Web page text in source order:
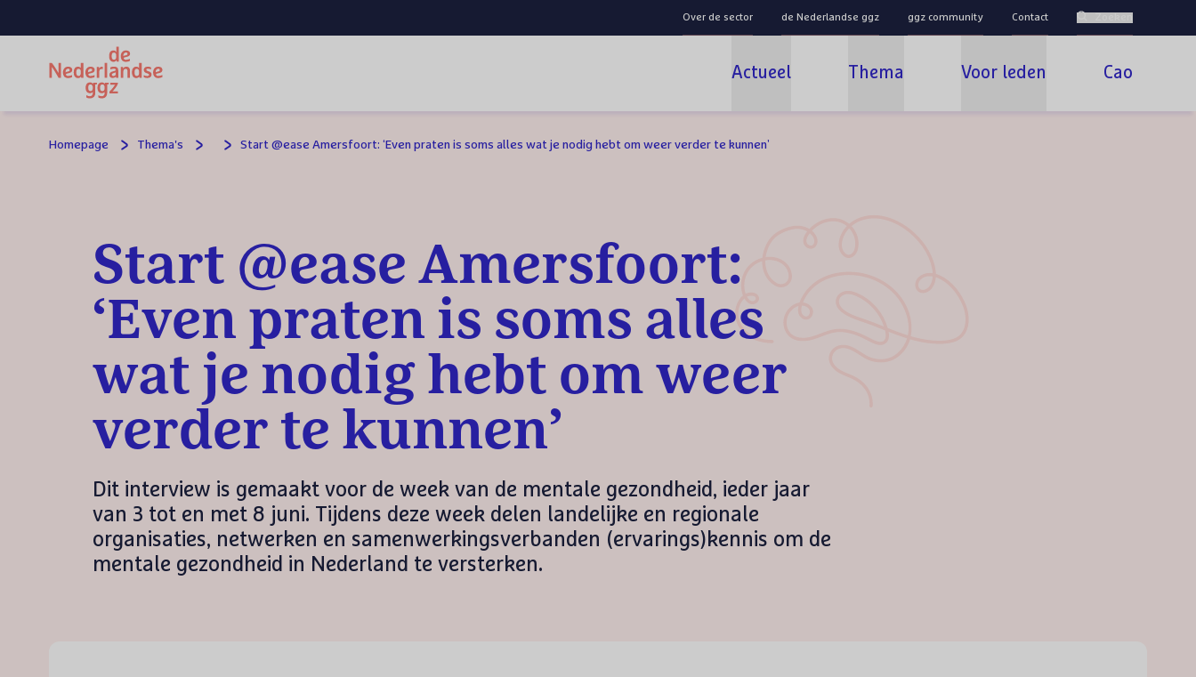
Actueel Thema Voor leden Cao
Over de sector de Nederlandse ggz ggz community Contact
Homepage Thema's Start @ease Amersfoort: ‘Even praten is soms alles wat je nodig hebt om weer verder te kunnen’
Start @ease Amersfoort:
‘Even praten is soms alles
wat je nodig hebt om weer
verder te kunnen’
Dit interview is gemaakt voor de week van de mentale gezondheid, ieder jaar
van 3 tot en met 8 juni. Tijdens deze week delen landelijke en regionale
organisaties, netwerken en samenwerkingsverbanden (ervarings)kennis om de
mentale gezondheid in Nederland te versterken.